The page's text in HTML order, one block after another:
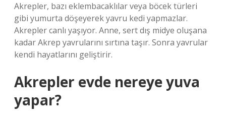
Akrepler, bazı eklembacaklılar veya böcek türleri
gibi yumurta döşeyerek yavru kedi yapmazlar.
Akrepler canlı yaşıyor. Anne, sert dış midye oluşana
kadar Akrep yavrularını sırtına taşır. Sonra yavrular
kendi hayatlarını geliştirir.
Akrepler evde nereye yuva
yapar?